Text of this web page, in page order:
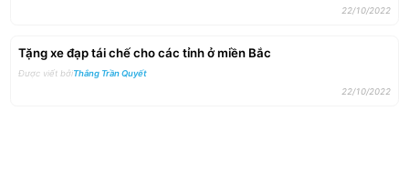
22/10/2022
Tặng xe đạp tái chế cho các tỉnh ở miền Bắc
Được viết bởiThắng Trần Quyết
22/10/2022